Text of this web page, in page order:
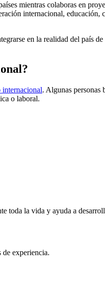
mientras colaboras en
internacional,
en la realidad del país
. Algunas personas
o laboral.
toda la vida y ayuda a
de experiencia.